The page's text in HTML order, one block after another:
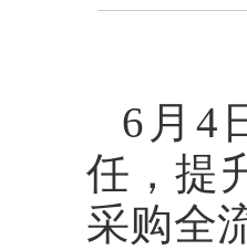
6月4
任，提
采购全